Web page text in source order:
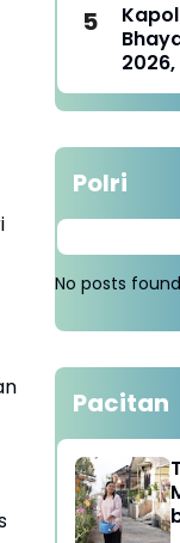
Polri
No posts
Pacitan